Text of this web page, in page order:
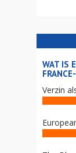
WAT IS
Verzin